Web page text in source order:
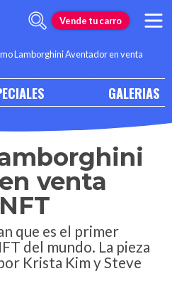
Vende tu carro
Lamborghini Aventador en venta
GALERIAS
venta
que es el primer
del mundo. La pieza
Krista Kim y Steve